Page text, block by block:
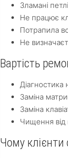
Зламані
Не працює
Потрапила
Не
Вартість
Заміна
Заміна
Чищення від
Чому клієнти